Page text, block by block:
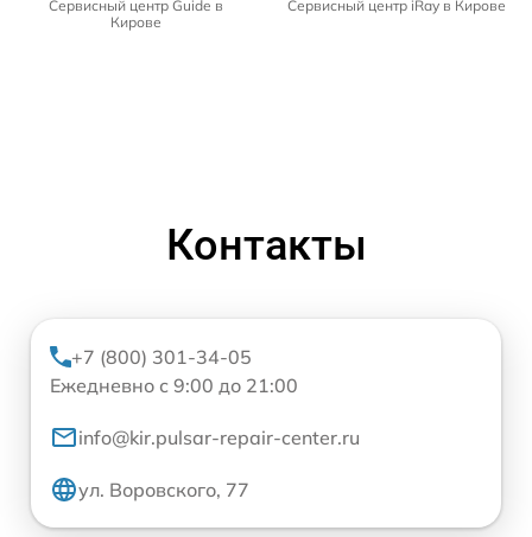
Сервисный центр Guide в
Кирове
Сервисный центр iRay в Кирове
Контакты
+7 (800) 301-34-05
Ежедневно с 9:00 до 21:00
info@kir.pulsar-repair-center.ru
ул. Воровского, 77